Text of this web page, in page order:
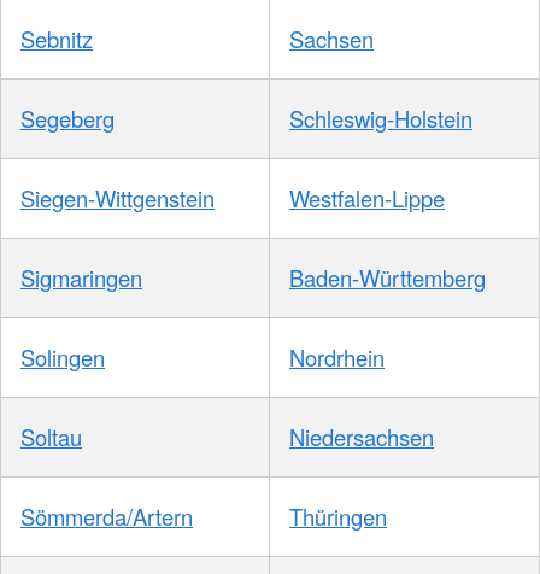
Sebnitz Sachsen
Segeberg Schleswig-Holstein
Siegen-Wittgenstein Westfalen-Lippe
Sigmaringen Baden-Württemberg
Solingen Nordrhein
Soltau Niedersachsen
Sömmerda/Artern Thüringen